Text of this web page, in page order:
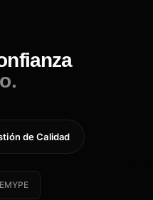
de Calidad